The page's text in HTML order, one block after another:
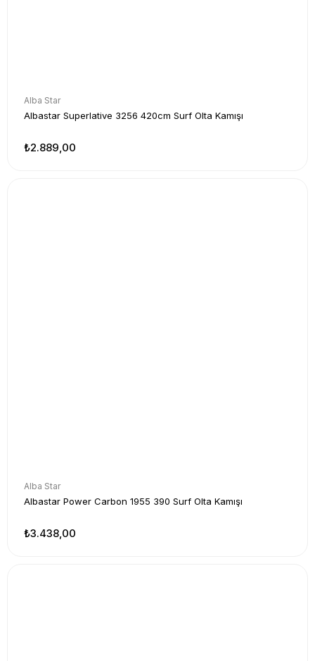
Alba Star
Albastar Superlative 3256 420cm Surf Olta Kamışı
₺2.889,00
Alba Star
Albastar Power Carbon 1955 390 Surf Olta Kamışı
₺3.438,00